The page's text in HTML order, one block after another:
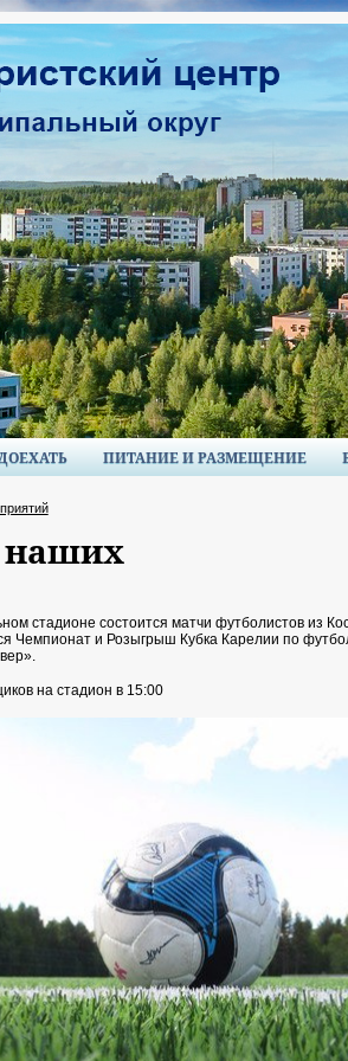
ПИТАНИЕ И РАЗМЕЩЕНИЕ
наших
стадионе состоится матчи футболистов из
Чемпионат и Розыгрыш Кубка Карелии по
на стадион в 15:00